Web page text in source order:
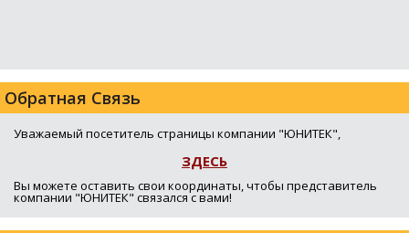
Обратная Связь
Уважаемый посетитель страницы компании "ЮНИТЕК",
ЗДЕСЬ
Вы можете оставить свои координаты, чтобы представитель
компании "ЮНИТЕК" связался с вами!